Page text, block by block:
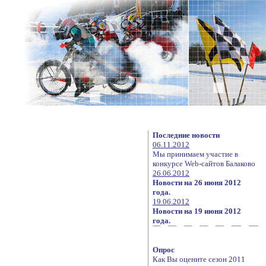
Последние новости
06.11.2012
Мы принимаем участие в
конкурсе Web-сайтов Балаково
26.06.2012
Новости на 26 июня 2012
года.
19.06.2012
Новости на 19 июня 2012
года.
Опрос
Как Вы оцените сезон 2011